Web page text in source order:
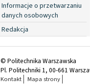
Informacje o przetwarzaniu
danych osobowych
Redakcja
© Politechnika Warszawska
Pl. Politechniki 1, 00-661
Kontakt Mapa strony